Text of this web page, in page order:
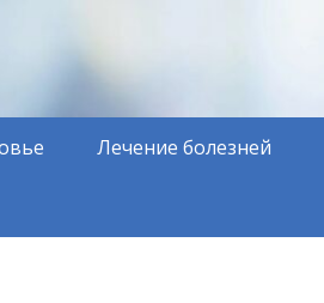
Лечение болезней